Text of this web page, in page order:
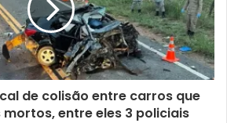
de colisão entre carros que
entre eles 3 policiais